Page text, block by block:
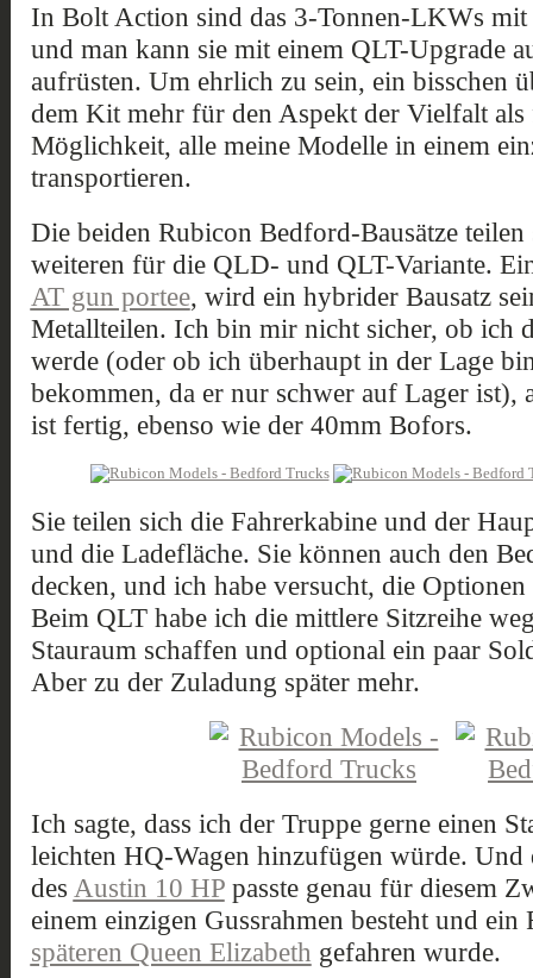
In Bolt Action sind das 3-Tonnen-LKWs
und man kann sie mit einem QLT-Upgrade
aufrüsten. Um ehrlich zu sein, ein bisschen
dem Kit mehr für den Aspekt der Vielfalt als
Möglichkeit, alle meine Modelle in einem
transportieren.
Die beiden Rubicon Bedford-Bausätze
weiteren für die QLD- und QLT-Variante.
AT gun portee, wird ein hybrider Bausatz
Metallteilen. Ich bin mir nicht sicher, ob ich
werde (oder ob ich überhaupt in der Lage
bekommen, da er nur schwer auf Lager ist),
ist fertig, ebenso wie der 40mm Bofors.
Sie teilen sich die Fahrerkabine und der
und die Ladefläche. Sie können auch den
decken, und ich habe versucht, die
Beim QLT habe ich die mittlere Sitzreihe
Stauraum schaffen und optional ein paar
Aber zu der Zuladung später mehr.
Ich sagte, dass ich der Truppe gerne einen
leichten HQ-Wagen hinzufügen würde.
des Austin 10 HPpasste genau für diesem
einem einzigen Gussrahmen besteht und ein
späteren Queen Elizabeth gefahren wurde.